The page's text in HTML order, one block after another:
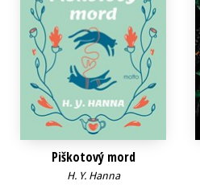
Piškotový mord
H. Y. Hanna